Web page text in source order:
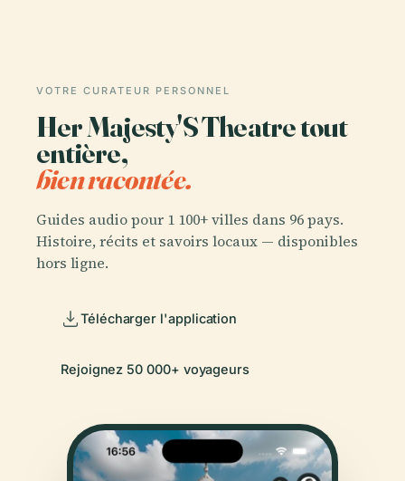
VOTRE CURATEUR PERSONNEL
Her Majesty'S Theatre tout
entière,
bien racontée.
Guides audio pour 1 100+ villes dans 96 pays.
Histoire, récits et savoirs locaux — disponibles
hors ligne.
Télécharger l'application
Rejoignez 50 000+ voyageurs